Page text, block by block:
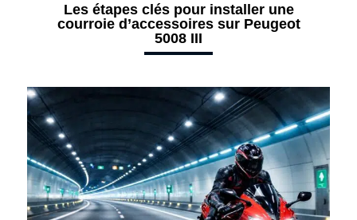
Les étapes clés pour installer une
courroie d’accessoires sur Peugeot
5008 III